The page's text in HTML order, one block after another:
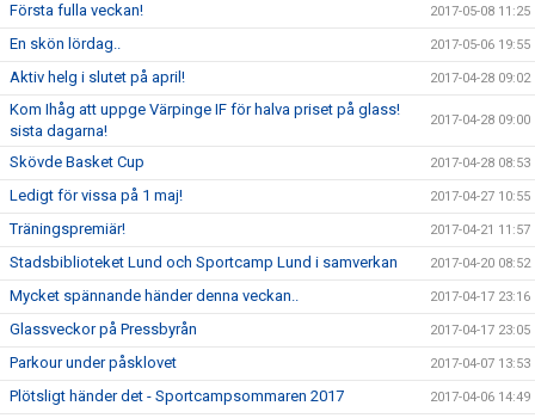
Första fulla veckan! 2017-05-08 11:25
En skön lördag.. 2017-05-06 19:55
Aktiv helg i slutet på april! 2017-04-28 09:02
Kom Ihåg att uppge Värpinge IF för halva priset på glass!
sista dagarna!
2017-04-28 09:00
Skövde Basket Cup 2017-04-28 08:53
Ledigt för vissa på 1 maj! 2017-04-27 10:55
Träningspremiär! 2017-04-21 11:57
Stadsbiblioteket Lund och Sportcamp Lund i samverkan 2017-04-20 08:52
Mycket spännande händer denna veckan.. 2017-04-17 23:16
Glassveckor på Pressbyrån 2017-04-17 23:05
Parkour under påsklovet 2017-04-07 13:53
Plötsligt händer det - Sportcampsommaren 2017 2017-04-06 14:49